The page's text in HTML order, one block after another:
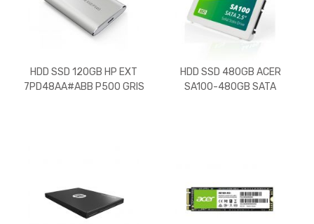
HDD SSD 120GB HP EXT
7PD48AA#ABB P500 GRIS
HDD SSD 480GB ACER
SA100-480GB SATA